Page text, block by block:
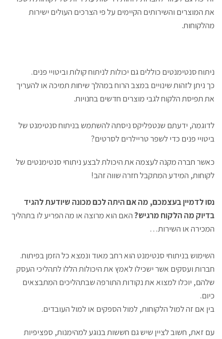
את המוצרים והשירותים הקיימים על פי הצרכים העולים ישירות
מהלקוחות.
ניתוח סנטימנטים כוללים גם יכולות לניתוח קולות וביטויי פנים.
כך ניתן לזהות שינויים במצב הרוח במהלך שיחות תמיכה או להעריך
את תפיסת הלקוח לגבי מוצרים חדשים בחנויות.
לדוגמה, ידעתם שנטפליקס ניסתה להשתמש בניתוח סנטימנט של
ביטויי פנים כדי לשפר טריילרים לסרטים?
כאשר חברה מקנה לעצמה את היכולת לבצע ניתוחי סנטימנטים של
לקוחות, המידע המתקבל חזרה שווה זהב!
נסו לדמיין בעצמכם, מה אם היתה לכם מכונה שיודעת להגיד
בדיוק מה הלקוח מרגיש?האם הוא מרוצה או מה הפריע לו בתהליך
המכירה או השירות…
השימוש בניתוחי סנטימנט הוא רחב מאוד ונמצא כל הזמן בפיתוח.
חברות ועסקים אשר ישכילו לאמץ את היכולות הללו לתהליכי העסק
שלהם, יוכלו למצוא את נקודות התורפה שבתהליכים המתבצאים
כיום.
בין אם זה למול הלקוחות, למול הספקים או למול העובדים.
עם זאת, חשוב לציין שיש גם חששות בנוגע למהימנות, ספציפיות